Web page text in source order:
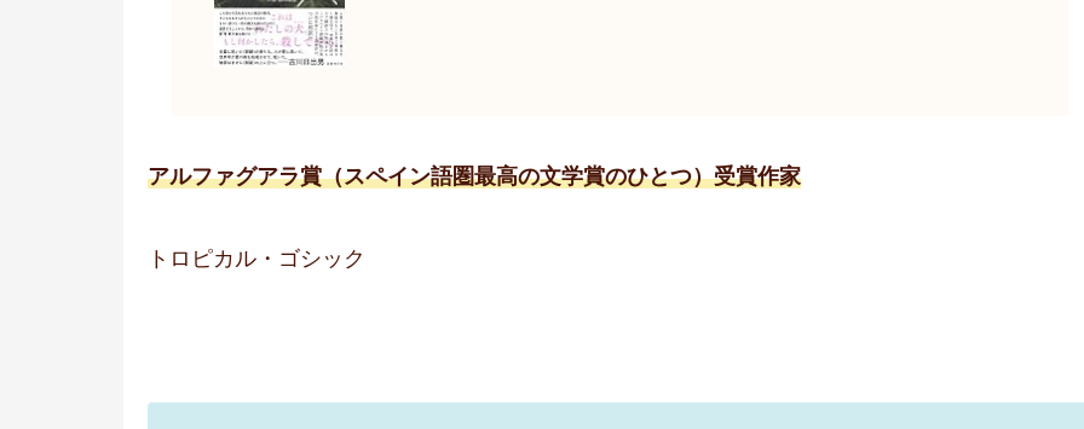
アルファグアラ賞（スペイン語圏最高の文学賞のひとつ）受賞作家
トロピカル・ゴシック